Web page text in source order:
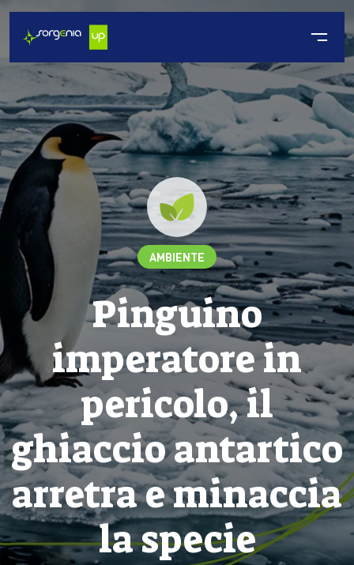
AMBIENTE
Pinguino
imperatore in
pericolo, il
ghiaccio antartico
arretra e minaccia
la specie